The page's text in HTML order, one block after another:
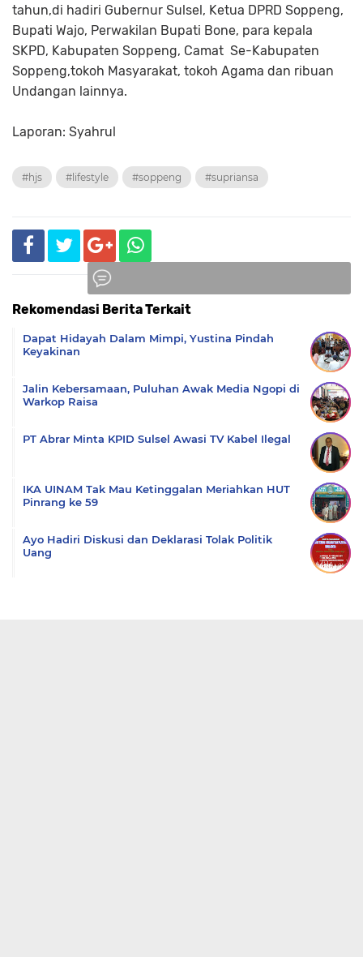
tahun,di hadiri Gubernur Sulsel, Ketua DPRD Soppeng,
Bupati Wajo, Perwakilan Bupati Bone, para kepala
SKPD, Kabupaten Soppeng, Camat Se-Kabupaten
Soppeng,tokoh Masyarakat, tokoh Agama dan ribuan
Undangan lainnya.
Laporan: Syahrul
#hjs #lifestyle #soppeng #supriansa
Rekomendasi Berita Terkait
Dapat Hidayah Dalam Mimpi, Yustina Pindah
Keyakinan
Jalin Kebersamaan, Puluhan Awak Media Ngopi di
Warkop Raisa
PT Abrar Minta KPID Sulsel Awasi TV Kabel Ilegal
IKA UINAM Tak Mau Ketinggalan Meriahkan HUT
Pinrang ke 59
Ayo Hadiri Diskusi dan Deklarasi Tolak Politik
Uang